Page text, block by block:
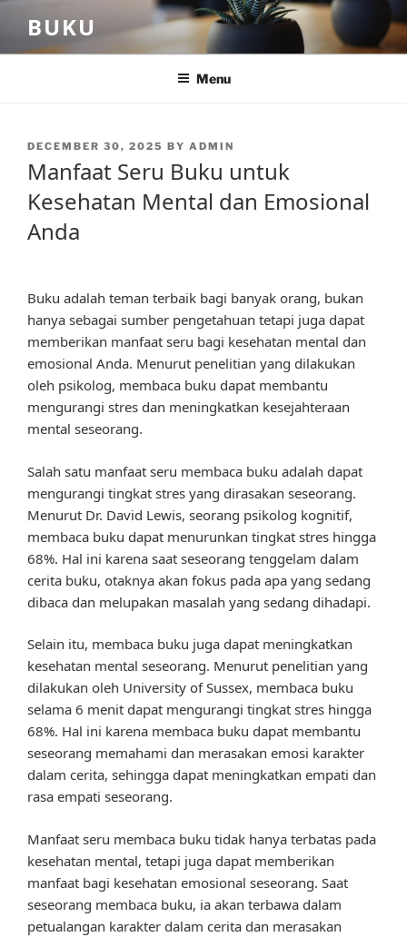
content
BUKU
Menu
POSTED
DECEMBER 30, 2025 BY ADMIN
Manfaat Seru Buku untuk
Kesehatan Mental dan Emosional
Anda
Buku adalah teman terbaik bagi banyak orang, bukan
hanya sebagai sumber pengetahuan tetapi juga dapat
memberikan manfaat seru bagi kesehatan mental dan
emosional Anda. Menurut penelitian yang dilakukan
oleh psikolog, membaca buku dapat membantu
mengurangi stres dan meningkatkan kesejahteraan
mental seseorang.
Salah satu manfaat seru membaca buku adalah dapat
mengurangi tingkat stres yang dirasakan seseorang.
Menurut Dr. David Lewis, seorang psikolog kognitif,
membaca buku dapat menurunkan tingkat stres hingga
68%. Hal ini karena saat seseorang tenggelam dalam
cerita buku, otaknya akan fokus pada apa yang sedang
dibaca dan melupakan masalah yang sedang dihadapi.
Selain itu, membaca buku juga dapat meningkatkan
kesehatan mental seseorang. Menurut penelitian yang
dilakukan oleh University of Sussex, membaca buku
selama 6 menit dapat mengurangi tingkat stres hingga
68%. Hal ini karena membaca buku dapat membantu
seseorang memahami dan merasakan emosi karakter
dalam cerita, sehingga dapat meningkatkan empati dan
rasa empati seseorang.
Manfaat seru membaca buku tidak hanya terbatas pada
kesehatan mental, tetapi juga dapat memberikan
manfaat bagi kesehatan emosional seseorang. Saat
seseorang membaca buku, ia akan terbawa dalam
petualangan karakter dalam cerita dan merasakan